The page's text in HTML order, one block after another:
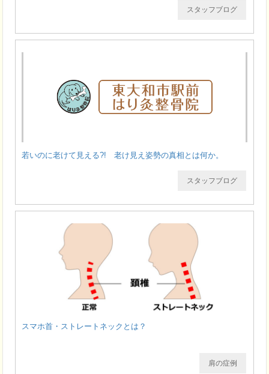
スタッフブログ
若いのに老けて見える?! 老け見え姿勢の真相とは何か。
スタッフブログ
スマホ首・ストレートネックとは？
肩の症例